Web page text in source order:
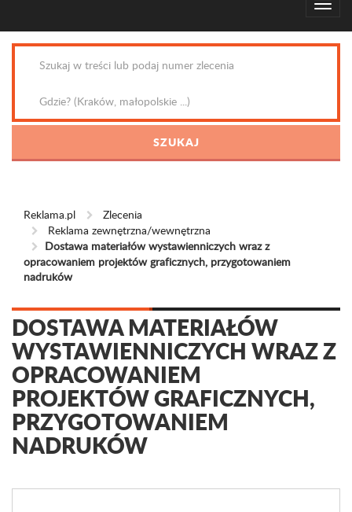
Reklama.pl
Zlecenia
Reklama zewnętrzna/wewnętrzna
Dostawa materiałów wystawienniczych wraz z
opracowaniem projektów graficznych, przygotowaniem
nadruków
DOSTAWA MATERIAŁÓW
WYSTAWIENNICZYCH WRAZ Z
OPRACOWANIEM
PROJEKTÓW GRAFICZNYCH,
PRZYGOTOWANIEM
NADRUKÓW